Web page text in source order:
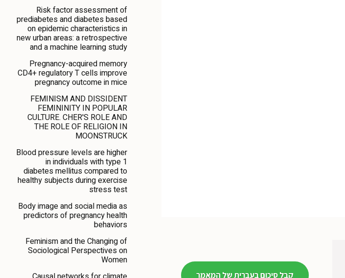
קבל סיכום בעברית של המאמר
Risk factor assessment of
prediabetes and diabetes based
on epidemic characteristics in
new urban areas: a retrospective
and a machine learning study
Pregnancy-acquired memory
CD4+ regulatory T cells improve
pregnancy outcome in mice
FEMINISM AND DISSIDENT
FEMININITY IN POPULAR
CULTURE. CHER'S ROLE AND
THE ROLE OF RELIGION IN
MOONSTRUCK
Blood pressure levels are higher
in individuals with type 1
diabetes mellitus compared to
healthy subjects during exercise
stress test
Body image and social media as
predictors of pregnancy health
behaviors
Feminism and the Changing of
Sociological Perspectives on
Women